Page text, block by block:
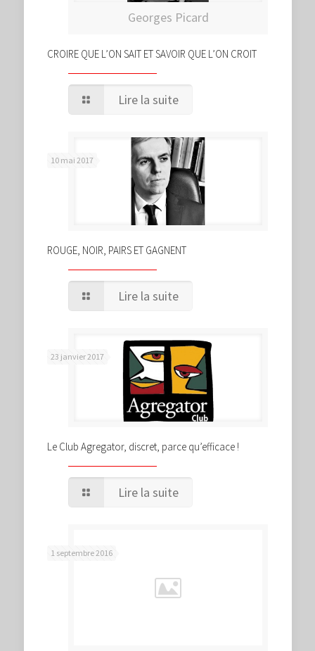
Georges Picard
CROIRE QUE L’ON SAIT ET SAVOIR QUE L’ON CROIT
Lire la suite
10 mai 2017
ROUGE, NOIR, PAIRS ET GAGNENT
Lire la suite
23 janvier 2017
Le Club Agregator, discret, parce qu’efficace !
Lire la suite
1 septembre 2016